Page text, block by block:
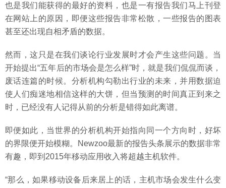
也是我们能获得的最好的资料，也是一有报告我们马上刊登
在网站上的原因，即便这些报告非常松散，一些报告的图表
甚至还出现自相矛盾的数据。
然而，这只是在我们谈论行业发展时才会产生这些问题。当
开始提出“五年后的市场会是怎么样”时，就是我们侃侃而谈，
废话连篇的时候。分析机构勾勒出行业的未来，并用数据迫
使人们痴迷地相信这样的大饼，但当预测的时间真正到来之
时，已经没有人记得从前的分析是错得如此离谱。
即便如此，当世界的分析机构开始指向同一个方向时，好坏
的界限便开始模糊。Newzoo最新的报告头条展示的数据非常
有趣，即到2015年移动应用收入将超越主机软件。
“那么，如果移动设备后来居上的话，主机市场会发生什么变